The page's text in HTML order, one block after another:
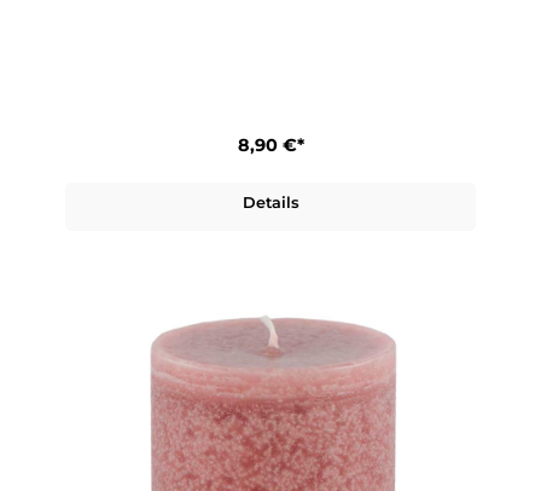
8,90 €*
Details